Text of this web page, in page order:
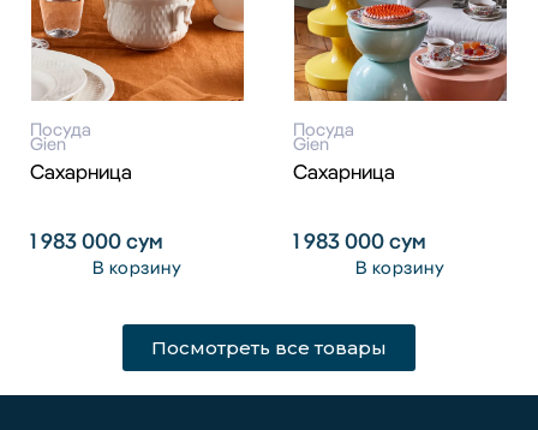
Посуда
Gien
Сахарница
1 983 000сум
В корзину
Посуда
Gien
Сахарница
1 983 000сум
В корзину
Посмотреть все товары